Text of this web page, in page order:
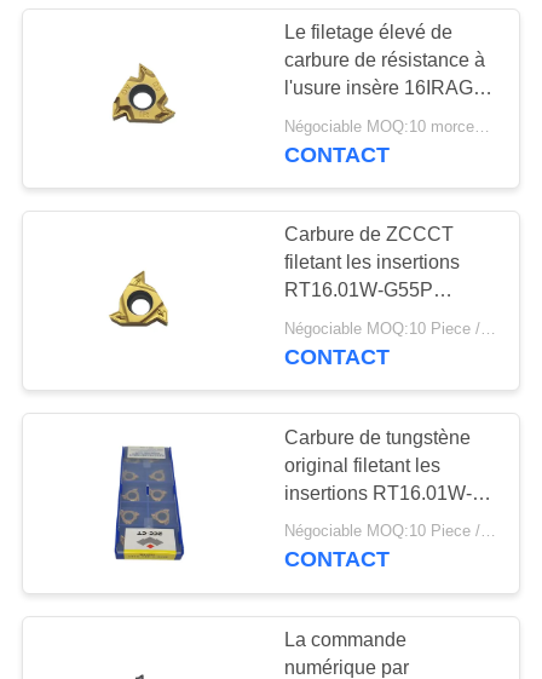
NOUVELLES
DEMANDEZ
CITATION
POLITIQUE
CONFIDENTIALITÉ
Le filetage élevé de
carbure de résistance à
l'usure insère 16IRAG60
pour l'outil de tour
CONTACT
Carbure de ZCCCT
filetant les insertions
RT16.01W-G55P
YBG201 pour l'acier de
usinage
Négociable MOQ:10 Piece / Pieces
CONTACT
Carbure de tungstène
original filetant les
insertions RT16.01W-
3.00GM YBG201 pour
l'acier de usinage
Négociable MOQ:10 Piece / Pieces
CONTACT
La commande
numérique par